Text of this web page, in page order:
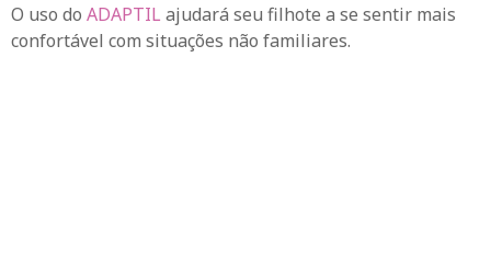
O uso do ADAPTIL ajudará seu filhote a se sentir mais
confortável com situações não familiares.